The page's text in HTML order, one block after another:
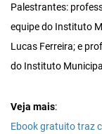
Palestrantes:
equipe do Instituto
Lucas Ferreira; e
do Instituto
Veja mais:
Ebook gratuito traz